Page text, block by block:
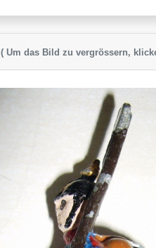
( Um das Bild zu vergrössern,